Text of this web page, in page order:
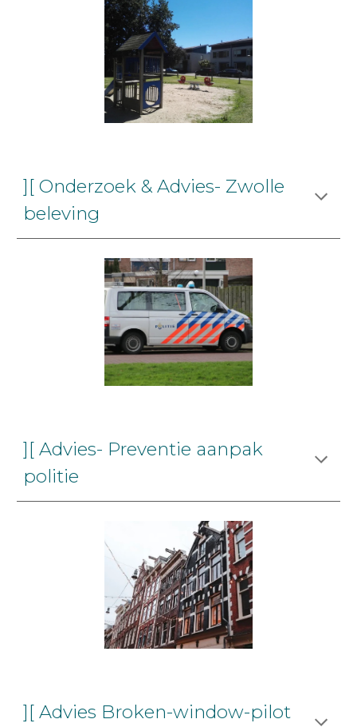
][ Onderzoek & Advies- Zwolle
beleving
][ Advies- Preventie aanpak
politie
][ Advies Broken-window-pilot